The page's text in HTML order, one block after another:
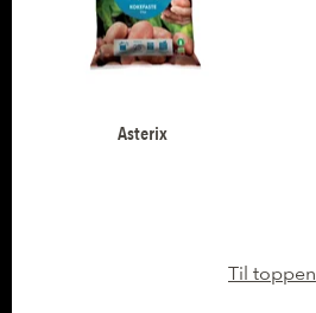
Asterix
Til toppen